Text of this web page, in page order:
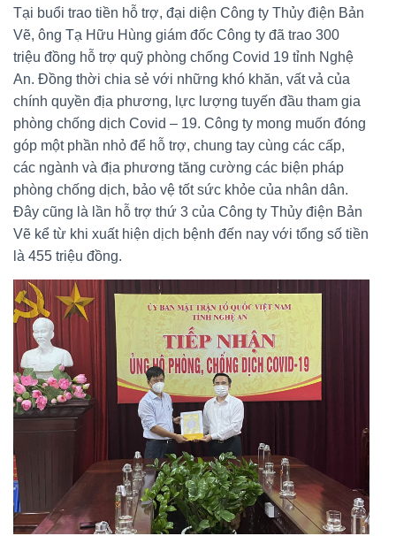
Tại buổi trao tiền hỗ trợ, đại diện Công ty Thủy điện Bản
Vẽ, ông Tạ Hữu Hùng giám đốc Công ty đã trao 300
triệu đồng hỗ trợ quỹ phòng chống Covid 19 tỉnh Nghệ
An. Đồng thời chia sẻ với những khó khăn, vất vả của
chính quyền địa phương, lực lượng tuyến đầu tham gia
phòng chống dịch Covid – 19. Công ty mong muốn đóng
góp một phần nhỏ để hỗ trợ, chung tay cùng các cấp,
các ngành và địa phương tăng cường các biện pháp
phòng chống dịch, bảo vệ tốt sức khỏe của nhân dân.
Đây cũng là lần hỗ trợ thứ 3 của Công ty Thủy điện Bản
Vẽ kể từ khi xuất hiện dịch bệnh đến nay với tổng số tiền
là 455 triệu đồng.